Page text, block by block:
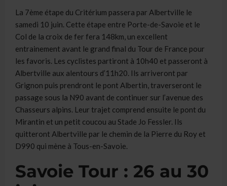
La 7ème étape du Critérium passera par Albertville le
samedi 10 juin. Cette étape entre Porte-de-Savoie et le
Col de la croix de fer fera 148km, un excellent
entrainement avant le grand final du Tour de France pour
les favoris. Les cyclistes partiront à 10h40 et passeront à
Albertville aux alentours d’11h20. Ils arriveront par
Grignon puis prendront le pont Albertin, traverseront le
passage sous la N90 avant de continuer sur l’avenue des
Chasseurs alpins. Leur trajet comprend ensuite le pont du
Mirantin et un petit coucou au Stade Jo Fessler. Ils
quitteront Albertville par le chemin de la Pierre du Roy et
D990 qui mène à Tous-en-Savoie.
Savoie Tour : 26 au 30